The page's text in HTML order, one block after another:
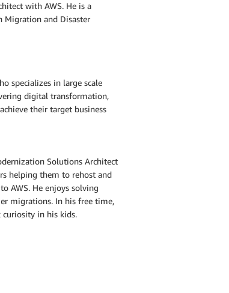
with AWS. He is a
Migration and Disaster
specializes in large scale
digital transformation,
their target business
Solutions Architect
helping them to rehost and
AWS. He enjoys solving
migrations. In his free time,
in his kids.